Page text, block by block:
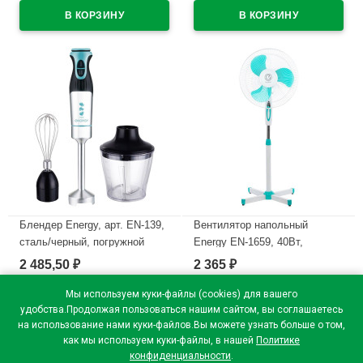
Мы используем куки-файлы (cookies) для вашего
удобства.Продолжая пользоваться нашим сайтом, вы соглашаетесь
на использование нами куки-файлов.Вы можете узнать больше о том,
как мы используем куки-файлы, в нашей Политике
конфиденциальности.
Блендер Energy, арт. EN-139,
сталь/черный, погружной
1500Вт
В наличии
2 485,50 ₽
Вентилятор напольный
Energy EN-1659, 40Вт,
диаметр 16, 1,25м, (2 штуки в
упаковке) 3 лопасти
В наличии
2 365 ₽